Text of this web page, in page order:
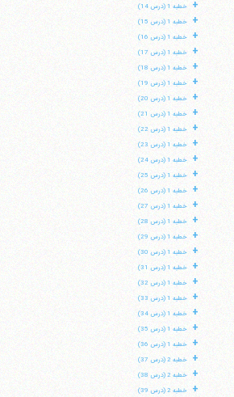
+ خطبه 1 (درس 14)
+ خطبه 1 (درس 15)
+ خطبه 1 (درس 16)
+ خطبه 1 (درس 17)
+ خطبه 1 (درس 18)
+ خطبه 1 (درس 19)
+ خطبه 1 (درس 20)
+ خطبه 1 (درس 21)
+ خطبه 1 (درس 22)
+ خطبه 1 (درس 23)
+ خطبه 1 (درس 24)
+ خطبه 1 (درس 25)
+ خطبه 1 (درس 26)
+ خطبه 1 (درس 27)
+ خطبه 1 (درس 28)
+ خطبه 1 (درس 29)
+ خطبه 1 (درس 30)
+ خطبه 1 (درس 31)
+ خطبه 1 (درس 32)
+ خطبه 1 (درس 33)
+ خطبه 1 (درس 34)
+ خطبه 1 (درس 35)
+ خطبه 1 (درس 36)
+ خطبه 2 (درس 37)
+ خطبه 2 (درس 38)
+ خطبه 2 (درس 39)